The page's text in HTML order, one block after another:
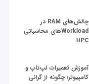
چالش‌های RAM در
Workloadهای محاسباتی
HPC
آموزش تعمیرات لپ‌تاپ و
کامپیوتر؛ چگونه از گرانی